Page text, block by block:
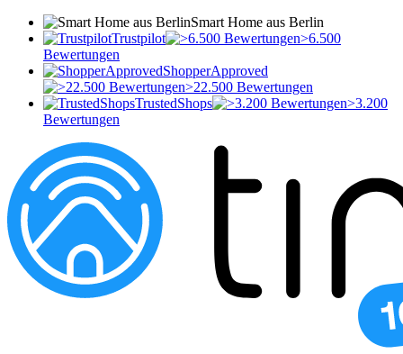
Smart Home aus Berlin
Trustpilot
>6.500
Bewertungen
ShopperApproved
>22.500 Bewertungen
TrustedShops
>3.200
Bewertungen